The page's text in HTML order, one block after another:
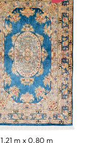
1.21 m x 0.80 m